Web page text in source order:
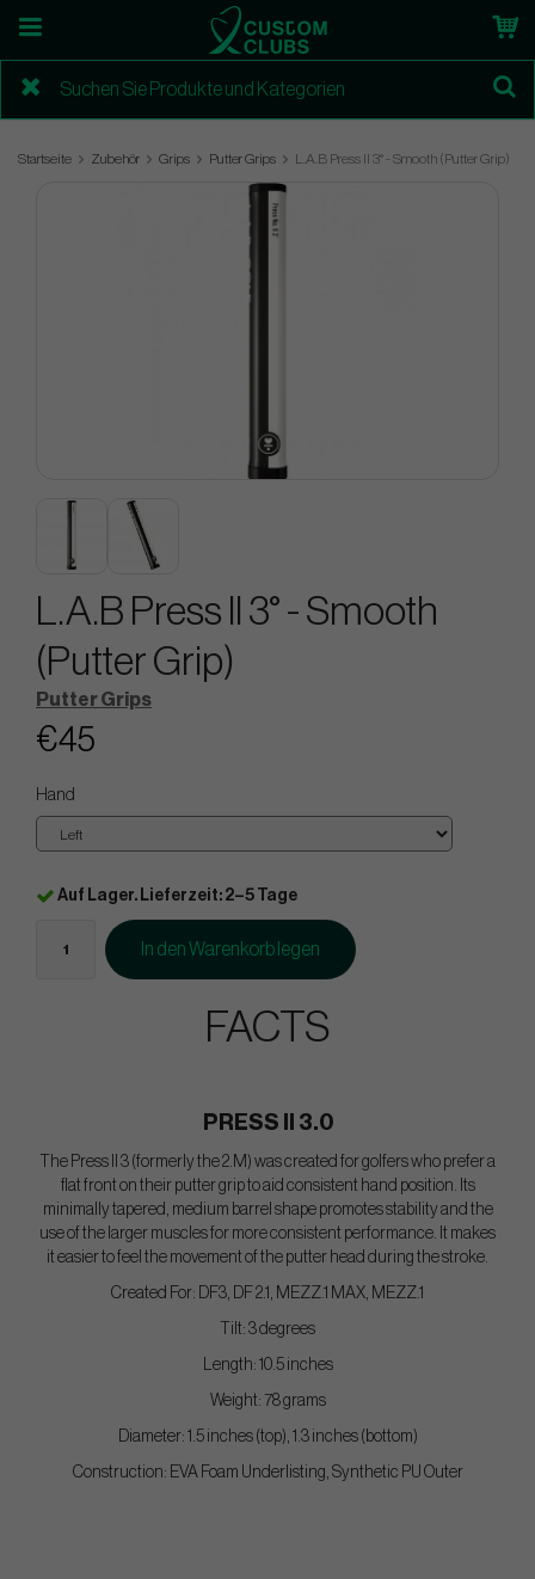
Startseite Zubehör Grips Putter Grips L.A.B Press II 3° - Smooth (Putter Grip)
L.A.B Press II 3° - Smooth
(Putter Grip)
Putter Grips
€45
Hand
Auf Lager. Lieferzeit: 2–5 Tage
In den Warenkorb legen
FACTS
PRESS II 3.0
The Press II 3 (formerly the 2.M) was created for golfers who prefer a
flat front on their putter grip to aid consistent hand position. Its
minimally tapered, medium barrel shape promotes stability and the
use of the larger muscles for more consistent performance. It makes
it easier to feel the movement of the putter head during the stroke.
Created For: DF3, DF 2.1, MEZZ.1 MAX, MEZZ.1
Tilt: 3 degrees
Length: 10.5 inches
Weight: 78 grams
Diameter: 1.5 inches (top), 1.3 inches (bottom)
Construction: EVA Foam Underlisting, Synthetic PU Outer